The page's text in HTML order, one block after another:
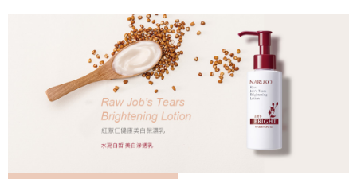
消。如遇「轉專審核」未通過狀況，表示未達大哥付你分期系統評分，恕無
【繳款方式說明】
1.分期款項不併入電信帳單，「大哥付你分期」於每月結算日後寄送繳費提
2.透過簡訊連結打開帳單後，可選擇「超商條碼／台灣大直營門市／銀行轉
帳／街口支付／iPASS MONEY」等通路繳費。
1.本服務係由「台灣大哥大股份有限公司」（以下簡稱本公司）所提供，讓
１．簡單：不需註冊會員、不需綁卡、不需儲值。
２．便利：只要手機號碼，簡訊認證，即可結帳。
３．安心：先確認商品／服務後，再付款。
【「AFTEE先享後付」結帳流程】
１．於結帳方式選擇「AFTEE先享後付」後，將跳轉至「AFTEE先享後付」
結帳頁面，進行簡訊認證並確認金額後，即可完成結帳。
２．訂單成立數日內，您將收到繳費通知簡訊。
３．收到繳費通知簡訊後14天內，點擊此簡訊中的連結，可透過四大超商／
ATM／網路銀行／等多元方式進行付款，方視為交易完成。
※ 請注意：結帳手續完成當下不需立刻繳費，但若您需要取消訂單，請聯絡
購買商品的店家。未經商家同意取消之訂單仍視為有效，需透過AFTEE先享
每筆NT$80，滿NT$599(含以上)免運費
付款後全家取貨
每筆NT$80，滿NT$599(含以上)免運費
每筆NT$80，滿NT$599(含以上)免運費